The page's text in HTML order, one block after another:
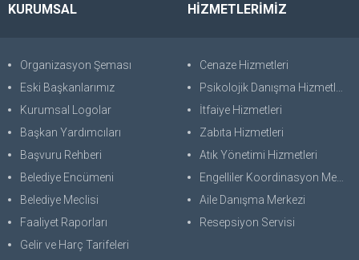
KURUMSAL
Organizasyon Şeması
Eski Başkanlarımız
Kurumsal Logolar
Başkan Yardımcıları
Başvuru Rehberi
Belediye Encümeni
Belediye Meclisi
Faaliyet Raporları
Gelir ve Harç Tarifeleri
HİZMETLERİMİZ
Cenaze Hizmetleri
Psikolojik Danışma Hizmetleri
İtfaiye Hizmetleri
Zabıta Hizmetleri
Atık Yönetimi Hizmetleri
Engelliler Koordinasyon Merkezi
Aile Danışma Merkezi
Resepsiyon Servisi